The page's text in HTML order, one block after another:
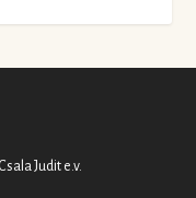
Judit e.v.